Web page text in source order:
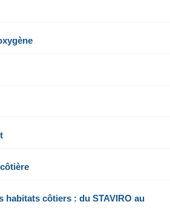
habitats côtiers : du STAVIRO au